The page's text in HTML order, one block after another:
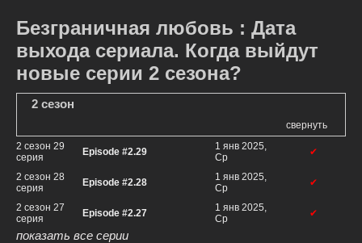
Безграничная любовь : Дата
выхода сериала. Когда выйдут
новые серии 2 сезона?
2 сезон
свернуть
2 сезон 29
серия
Episode #2.29
1 янв 2025,
Ср
✔
2 сезон 28
серия
Episode #2.28
1 янв 2025,
Ср
✔
2 сезон 27
серия
Episode #2.27
1 янв 2025,
Ср
✔
показать все серии